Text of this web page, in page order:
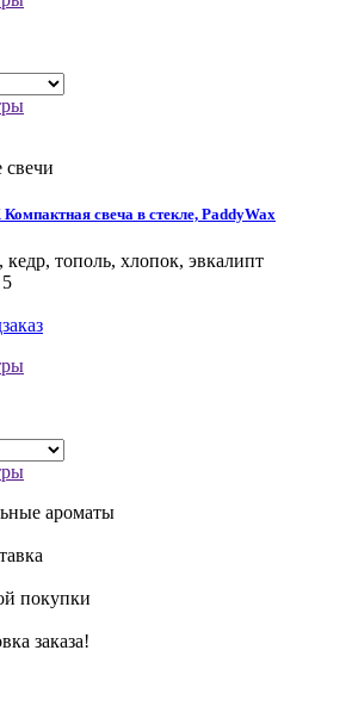
свечи
свеча в стекле, PaddyWax
кедр, тополь, хлопок, эвкалипт
ароматы
покупки
заказа!